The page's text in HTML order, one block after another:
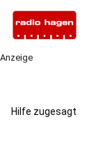
Anzeige
Hilfe zugesagt